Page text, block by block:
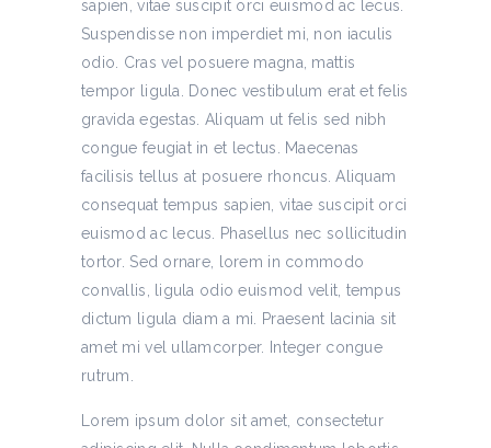
sapien, vitae suscipit orci euismod ac lecus.
Suspendisse non imperdiet mi, non iaculis
odio. Cras vel posuere magna, mattis
tempor ligula. Donec vestibulum erat et felis
gravida egestas. Aliquam ut felis sed nibh
congue feugiat in et lectus. Maecenas
facilisis tellus at posuere rhoncus. Aliquam
consequat tempus sapien, vitae suscipit orci
euismod ac lecus. Phasellus nec sollicitudin
tortor. Sed ornare, lorem in commodo
convallis, ligula odio euismod velit, tempus
dictum ligula diam a mi. Praesent lacinia sit
amet mi vel ullamcorper. Integer congue
rutrum.
Lorem ipsum dolor sit amet, consectetur